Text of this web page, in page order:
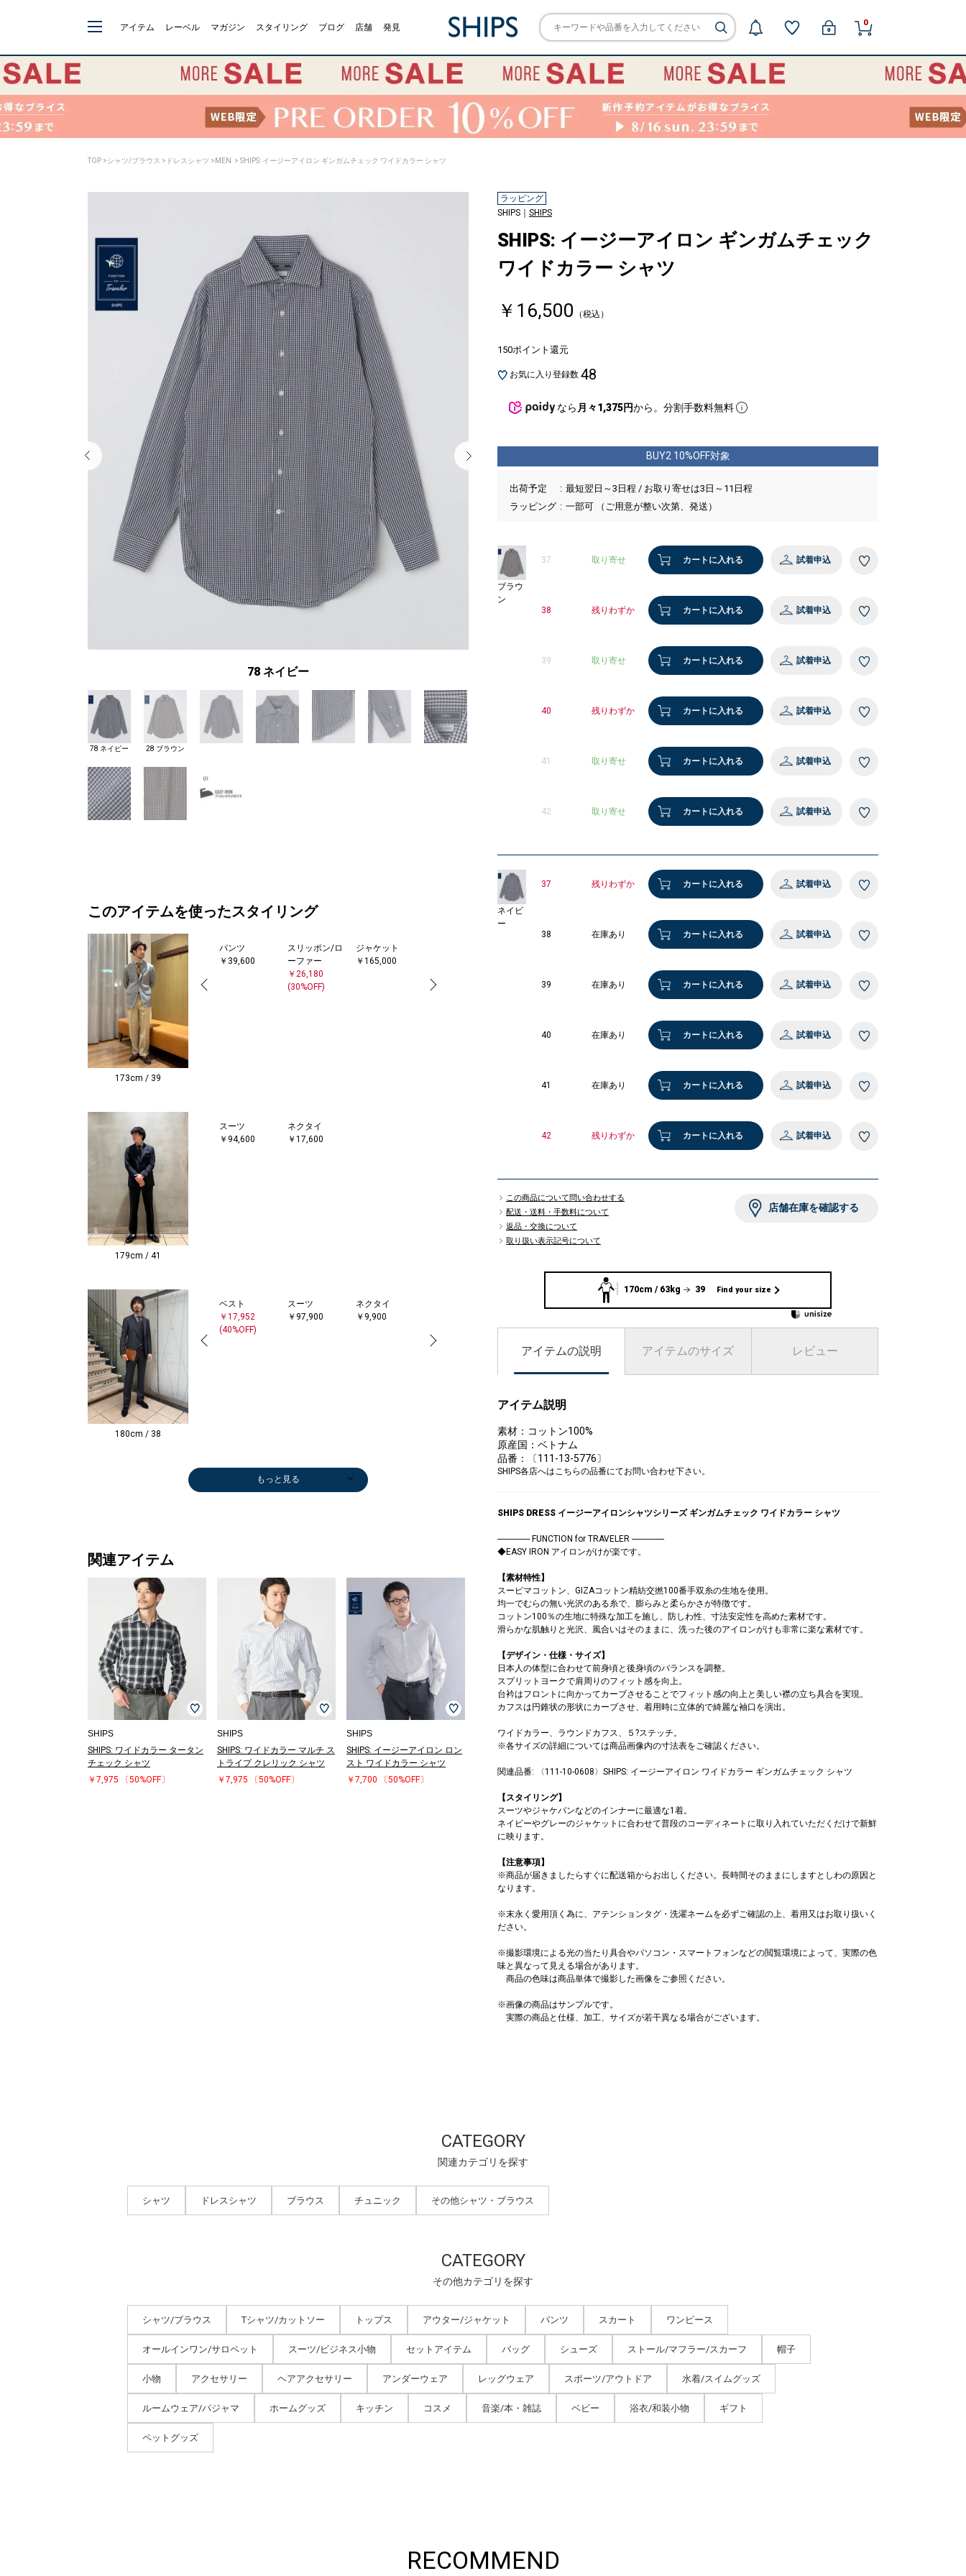
アイテム レーベル マガジン スタイリング ブログ 店舗 発見 0
TOP >シャツ/ブラウス > ドレスシャツ > MEN > SHIPS: イージーアイロン ギンガムチェック ワイドカラー シャツ
78 ネイビー 28 ブラウン
78 ネイビー 28 ブラウン
このアイテムを使ったスタイリング
173cm / 39
パンツ
￥39,600
スリッポン/ロ
ーファー
￥26,180
(30%OFF)
ジャケット
￥165,000
179cm / 41
スーツ
￥94,600
ネクタイ
￥17,600
180cm / 38
ベスト
￥17,952
(40%OFF)
スーツ
￥97,900
ネクタイ
￥9,900
(40%OFF)
￥14,630
ジャケット
￥33,110
ストール/マフ
ラー
スリッポン/ロ
ーファー
スーツ
￥118,800
ネクタイ
￥22,000
￥9,900
ドレスシューズ
￥58,300
ジャケット
￥47,300
ジャケット
￥58,300
ネクタイ
￥11,000
￥13,860
ジャケット
￥25,740
ネクタイ
￥11,000
￥20,900
ジャケット
￥47,300
ポケットチーフ
￥6,050
￥14,520
ジャケット
￥33,000
ソックス
￥1,650
￥4,950
￥12,540
ジャケット
￥28,380
ベルト/サスペ
ンダー
￥20,900
ジャケット
￥47,300
ネクタイ
￥7,480
￥7,700
ジャケット
￥14,960
ベルト/サスペ
ンダー
もっと見る
関連アイテム
SHIPS
SHIPS: ワイドカラー タータン
チェック シャツ
￥7,975
〔50%OFF〕
SHIPS
SHIPS: ワイドカラー マルチ ス
トライプ クレリック シャツ
￥7,975
〔50%OFF〕
SHIPS
SHIPS: イージーアイロン ロン
スト ワイドカラー シャツ
￥7,700
〔50%OFF〕
ラッピング
SHIPS｜ SHIPS
SHIPS: イージーアイロン ギンガムチェック
ワイドカラー シャツ
￥16,500
（税込）
150ポイント還元
お気に入り登録数 48
なら 月々1,375円から。分割手数料無料
BUY2 10%OFF対象
出荷予定
最短翌日～3日程 / お取り寄せは3日～11日程
ラッピング
一部可 （ご用意が整い次第、発送）
ブラウ
ン
37 取り寄せ カートに入れる 試着申込
38 残りわずか カートに入れる 試着申込
39 取り寄せ カートに入れる 試着申込
40 残りわずか カートに入れる 試着申込
41 取り寄せ カートに入れる 試着申込
42 取り寄せ カートに入れる 試着申込
ネイビ
ー
37 残りわずか カートに入れる 試着申込
38 在庫あり カートに入れる 試着申込
39 在庫あり カートに入れる 試着申込
40 在庫あり カートに入れる 試着申込
41 在庫あり カートに入れる 試着申込
42 残りわずか カートに入れる 試着申込
この商品について問い合わせする
配送・送料・手数料について
返品・交換について
取り扱い表示記号について
店舗在庫を確認する
170cm / 63kg 39 Find your size
アイテムの説明 アイテムのサイズ レビュー
アイテム説明
素材：コットン100%
原産国：ベトナム
品番：〔111-13-5776〕
SHIPS各店へはこちらの品番にてお問い合わせ下さい。
SHIPS DRESS イージーアイロンシャツシリーズ ギンガムチェック ワイドカラー シャツ
--------------- FUNCTION for TRAVELER ---------------
◆EASY IRON アイロンがけが楽です。
【素材特性】
スーピマコットン、GIZAコットン精紡交撚100番手双糸の生地を使用。
均一でむらの無い光沢のある糸で、膨らみと柔らかさが特徴です。
コットン100％の生地に特殊な加工を施し、防しわ性、寸法安定性を高めた素材です。
滑らかな肌触りと光沢、風合いはそのままに、洗った後のアイロンがけも非常に楽な素材です。
【デザイン・仕様・サイズ】
日本人の体型に合わせて前身頃と後身頃のバランスを調整。
スプリットヨークで肩周りのフィット感を向上。
台衿はフロントに向かってカーブさせることでフィット感の向上と美しい襟の立ち具合を実現。
カフスは円錐状の形状にカーブさせ、着用時に立体的で綺麗な袖口を演出。
ワイドカラー、ラウンドカフス、５?ステッチ。
※各サイズの詳細については商品画像内の寸法表をご確認ください。
関連品番: 〈111-10-0608〉SHIPS: イージーアイロン ワイドカラー ギンガムチェック シャツ
【スタイリング】
スーツやジャケパンなどのインナーに最適な1着。
ネイビーやグレーのジャケットに合わせて普段のコーディネートに取り入れていただくだけで新鮮
に映ります。
【注意事項】
※商品が届きましたらすぐに配送箱からお出しください。長時間そのままにしますとしわの原因と
なります。
※末永く愛用頂く為に、アテンションタグ・洗濯ネームを必ずご確認の上、着用又はお取り扱いく
ださい。
※撮影環境による光の当たり具合やパソコン・スマートフォンなどの閲覧環境によって、実際の色
味と異なって見える場合があります。
商品の色味は商品単体で撮影した画像をご参照ください。
※画像の商品はサンプルです。
実際の商品と仕様、加工、サイズが若干異なる場合がございます。
CATEGORY
関連カテゴリを探す
シャツ ドレスシャツ ブラウス チュニック その他シャツ・ブラウス
CATEGORY
その他カテゴリを探す
シャツ/ブラウス Tシャツ/カットソー トップス アウター/ジャケット パンツ スカート ワンピース
オールインワン/サロペット スーツ/ビジネス小物 セットアイテム バッグ シューズ ストール/マフラー/スカーフ 帽子
小物 アクセサリー ヘアアクセサリー アンダーウェア レッグウェア スポーツ/アウトドア 水着/スイムグッズ
ルームウェア/パジャマ ホームグッズ キッチン コスメ 音楽/本・雑誌 ベビー 浴衣/和装小物 ギフト
ペットグッズ
RECOMMEND